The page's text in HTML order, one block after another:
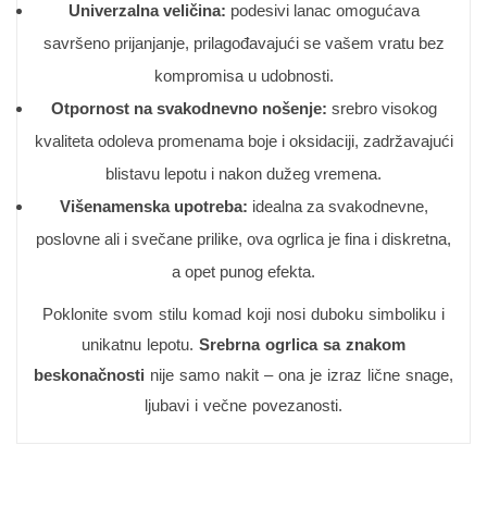
Univerzalna veličina: podesivi lanac omogućava
savršeno prijanjanje, prilagođavajući se vašem vratu bez
kompromisa u udobnosti.
Otpornost na svakodnevno nošenje: srebro visokog
kvaliteta odoleva promenama boje i oksidaciji, zadržavajući
blistavu lepotu i nakon dužeg vremena.
Višenamenska upotreba: idealna za svakodnevne,
poslovne ali i svečane prilike, ova ogrlica je fina i diskretna,
a opet punog efekta.
Poklonite svom stilu komad koji nosi duboku simboliku i
unikatnu lepotu. Srebrna ogrlica sa znakom
beskonačnosti nije samo nakit – ona je izraz lične snage,
ljubavi i večne povezanosti.